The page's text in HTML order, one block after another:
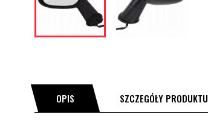
OPIS SZCZEGÓŁY PRODUKTU